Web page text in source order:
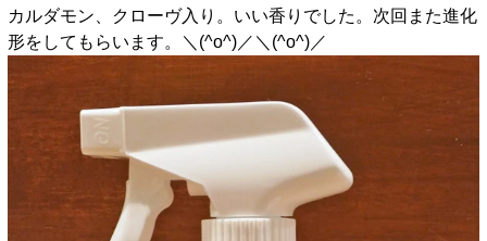
カルダモン、クローヴ入り。いい香りでした。次回また進化
形をしてもらいます。＼(^o^)／＼(^o^)／